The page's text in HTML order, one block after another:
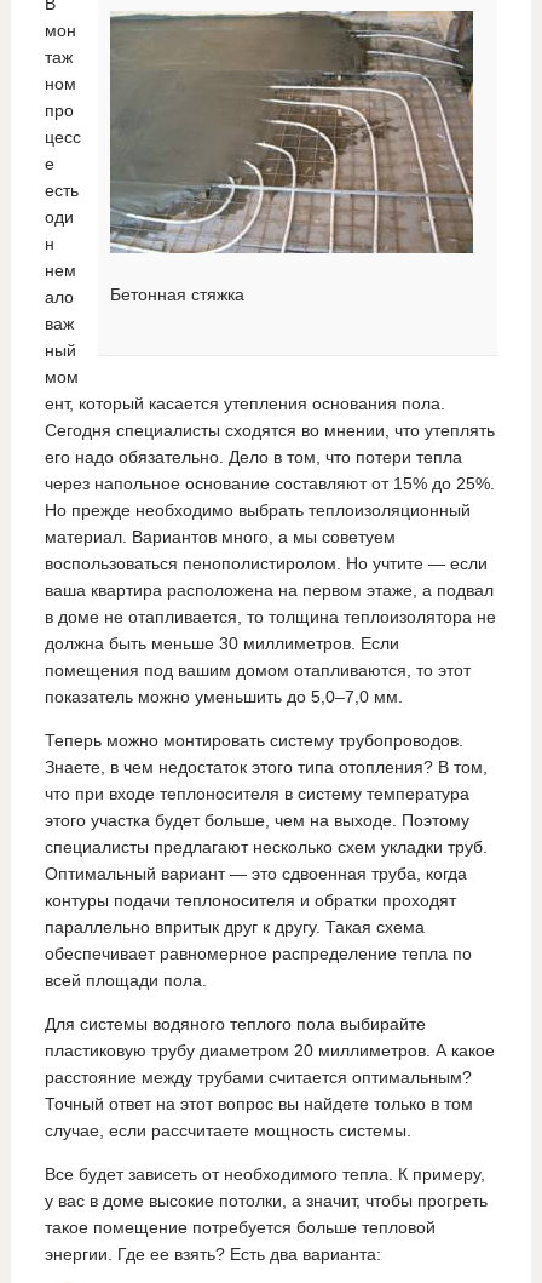
Бетонная стяжка
мон
таж
ном
про
цесс
е
есть
оди
н
нем
ало
важ
ный
мом
ент, который касается утепления основания пола.
Сегодня специалисты сходятся во мнении, что утеплять
его надо обязательно. Дело в том, что потери тепла
через напольное основание составляют от 15% до 25%.
Но прежде необходимо выбрать теплоизоляционный
материал. Вариантов много, а мы советуем
воспользоваться пенополистиролом. Но учтите — если
ваша квартира расположена на первом этаже, а подвал
в доме не отапливается, то толщина теплоизолятора не
должна быть меньше 30 миллиметров. Если
помещения под вашим домом отапливаются, то этот
показатель можно уменьшить до 5,0–7,0 мм.
Теперь можно монтировать систему трубопроводов.
Знаете, в чем недостаток этого типа отопления? В том,
что при входе теплоносителя в систему температура
этого участка будет больше, чем на выходе. Поэтому
специалисты предлагают несколько схем укладки труб.
Оптимальный вариант — это сдвоенная труба, когда
контуры подачи теплоносителя и обратки проходят
параллельно впритык друг к другу. Такая схема
обеспечивает равномерное распределение тепла по
всей площади пола.
Для системы водяного теплого пола выбирайте
пластиковую трубу диаметром 20 миллиметров. А какое
расстояние между трубами считается оптимальным?
Точный ответ на этот вопрос вы найдете только в том
случае, если рассчитаете мощность системы.
Все будет зависеть от необходимого тепла. К примеру,
у вас в доме высокие потолки, а значит, чтобы прогреть
такое помещение потребуется больше тепловой
энергии. Где ее взять? Есть два варианта: